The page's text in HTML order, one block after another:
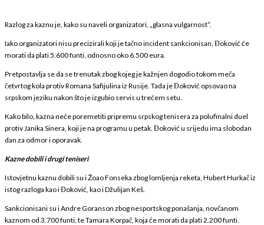
Razlog za kaznu je, kako su naveli organizatori, „glasna vulgarnost“.
Iako organizatori nisu precizirali koji je tačno incident sankcionisan, Đoković će
morati da plati 5.600 funti, odnosno oko 6.500 eura.
Pretpostavlja se da se trenutak zbog kojeg je kažnjen dogodio tokom meča
četvrtog kola protiv Romana Safijulina iz Rusije. Tada je Đoković opsovao na
srpskom jeziku nakon što je izgubio servis u trećem setu.
Kako bilo, kazna neće poremetiti pripremu srpskog tenisera za polufinalni duel
protiv Janika Sinera, koji je na programu u petak. Đoković u srijedu ima slobodan
dan za odmor i oporavak.
Kazne dobili i drugi teniseri
Istovjetnu kaznu dobili su i Žoao Fonseka zbog lomljenja reketa, Hubert Hurkač iz
istog razloga kao i Đoković, kao i Džulijan Keš.
Sankcionisani su i Andre Goranson zbog nesportskog ponašanja, novčanom
kaznom od 3.700 funti, te Tamara Korpač, koja će morati da plati 2.200 funti.